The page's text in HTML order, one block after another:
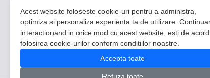
Acest website foloseste cookie-uri pentru a administra,
optimiza si personaliza experienta ta de utilizare.
interactionand in orice mod cu acest website, esti de
folosirea cookie-urilor conform conditiilor noastre.
Accepta toate
Ce piatra naturala sa aleg
De cele mai multe ori,
preferă modele clasice, însă
pentru idei unice d...